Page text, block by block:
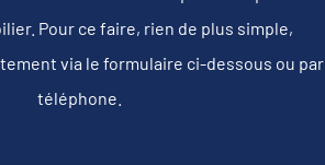
Pour ce faire, rien de plus simple,
via le formulaire ci-dessous ou par
téléphone.